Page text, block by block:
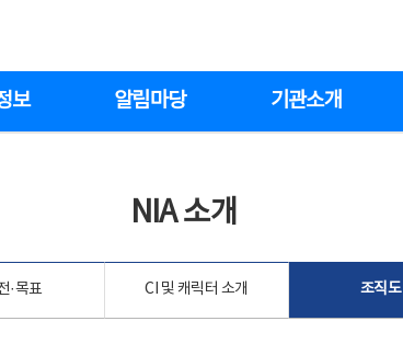
보 알림마당 기관소개
NIA 소개
·목표 CI 및 캐릭터 소개 조직도